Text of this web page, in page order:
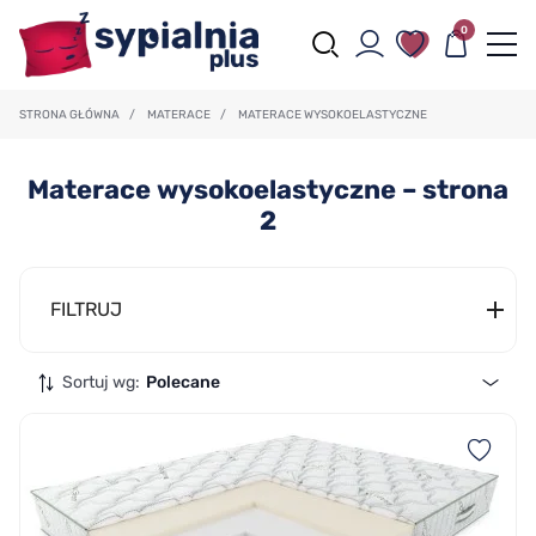
0
STRONA GŁÓWNA / MATERACE / MATERACE WYSOKOELASTYCZNE
Materace wysokoelastyczne – strona
2
FILTRUJ
Sortuj wg: Polecane